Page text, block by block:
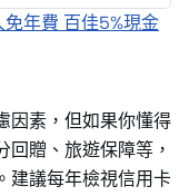
免年費 百佳5%現金
因素，但如果你懂得
贈、旅遊保障等，
建議每年檢視信用卡